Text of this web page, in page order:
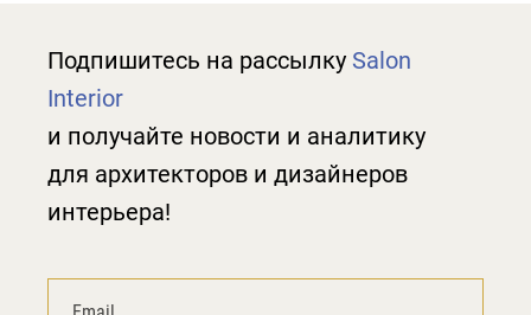
Подпишитесь на рассылку Salon
Interior
и получайте новости и аналитику
для архитекторов и дизайнеров
интерьера!